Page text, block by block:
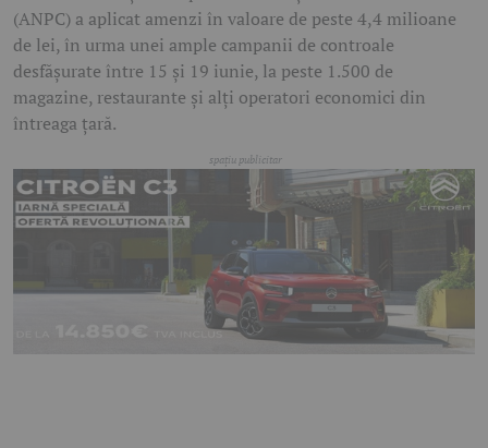
(ANPC) a aplicat amenzi în valoare de peste 4,4 milioane
de lei, în urma unei ample campanii de controale
desfășurate între 15 și 19 iunie, la peste 1.500 de
magazine, restaurante și alți operatori economici din
întreaga țară.